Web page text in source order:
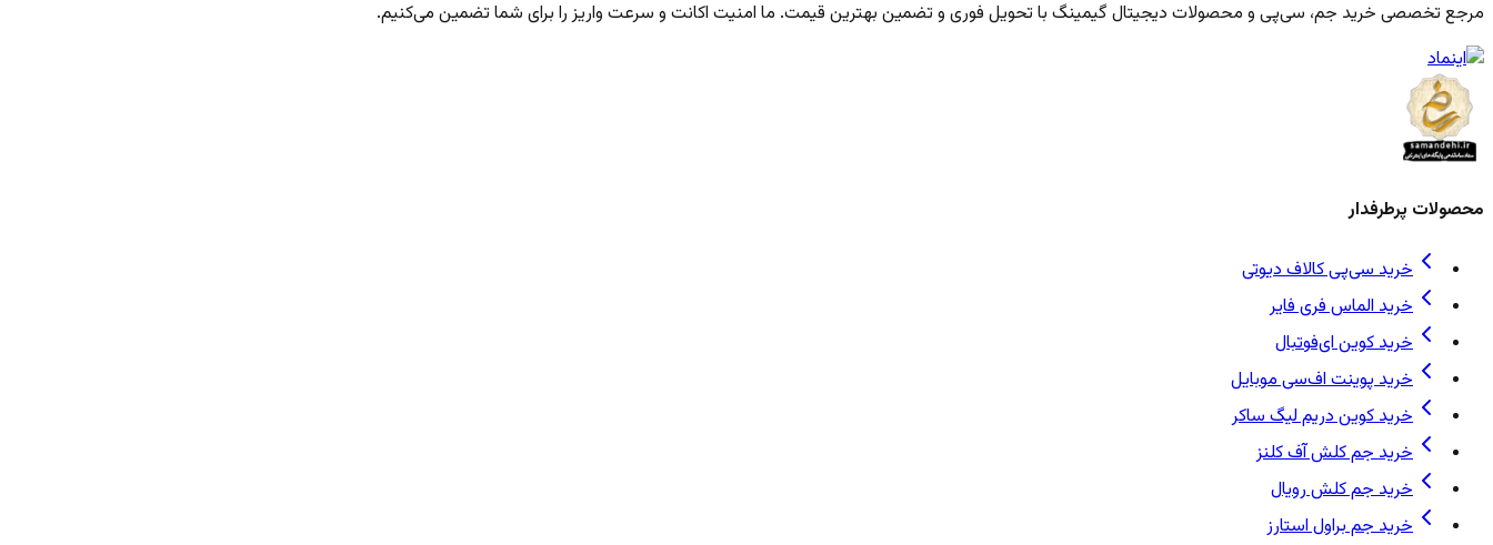
مرجع تخصصی خرید جم، سی‌پی و محصولات دیجیتال گیمینگ با تحویل فوری و تضمین بهترین قیمت. ما امنیت اکانت و سرعت واریز را برای شما تضمین می‌کنیم.
محصولات پرطرفدار
خرید سی‌پی کالاف دیوتی
خرید الماس فری فایر
خرید کوین ای‌فوتبال
خرید پوینت اف‌سی موبایل
خرید کوین دریم لیگ ساکر
خرید جم کلش آف کلنز
خرید جم کلش رویال
خرید جم براول استارز